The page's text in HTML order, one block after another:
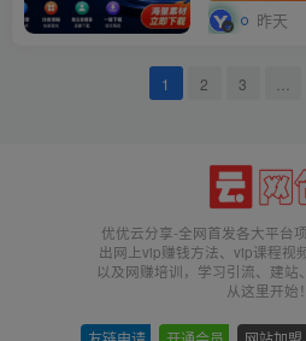
昨天
1 2 3
优优云分享-全网首发各大平台
出网上vip赚钱方法、vip课程视
以及网赚培训，学习引流、建站
从这里开始！